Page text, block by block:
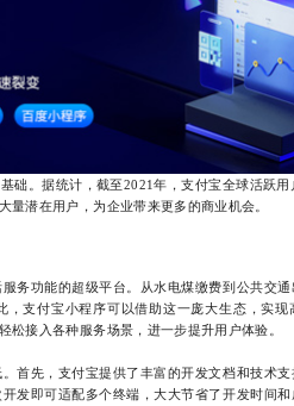
础。据统计，截至2021年，支付宝全球活跃
量潜在用户，为企业带来更多的商业机会。
务功能的超级平台。从水电煤缴费到公共交通
支付宝小程序可以借助这一庞大生态，实现
接入各种服务场景，进一步提升用户体验。
首先，支付宝提供了丰富的开发文档和技术
发即可适配多个终端，大大节省了开发时间